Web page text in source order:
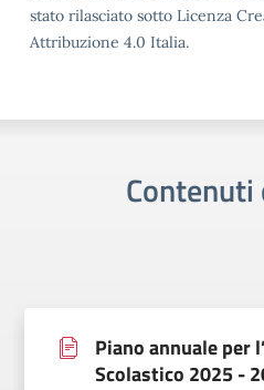
stato rilasciato sotto Licenza
Attribuzione 4.0 Italia.
Piano annuale per
Scolastico 2025 -